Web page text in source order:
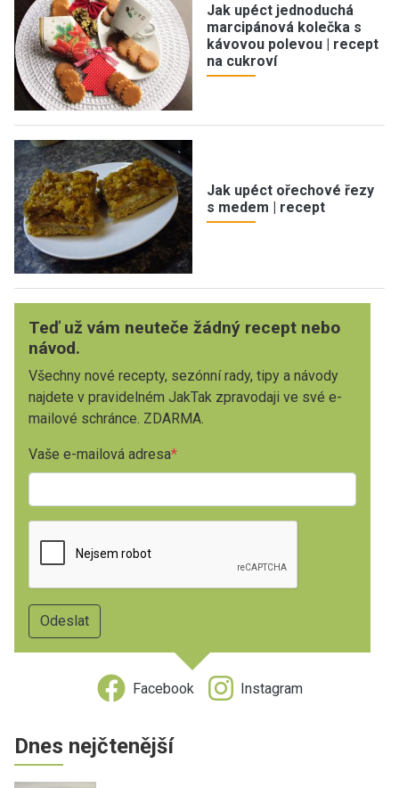
Jak upéct jednoduchá
marcipánová kolečka s
kávovou polevou | recept
na cukroví
Jak upéct ořechové řezy
s medem | recept
Teď už vám neuteče žádný recept nebo
návod.
Všechny nové recepty, sezónní rady, tipy a návody
najdete v pravidelném JakTak zpravodaji ve své e-
mailové schránce. ZDARMA.
Vaše e-mailová adresa
Facebook Instagram
Dnes nejčtenější